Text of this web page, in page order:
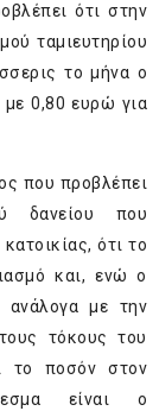
ότι στην
ταμιευτηρίου
το μήνα ο
με 0,80 ευρώ για
που προβλέπει
δανείου που
ότι το
και, ενώ ο
ανάλογα με την
τόκους του
το ποσόν στον
είναι ο